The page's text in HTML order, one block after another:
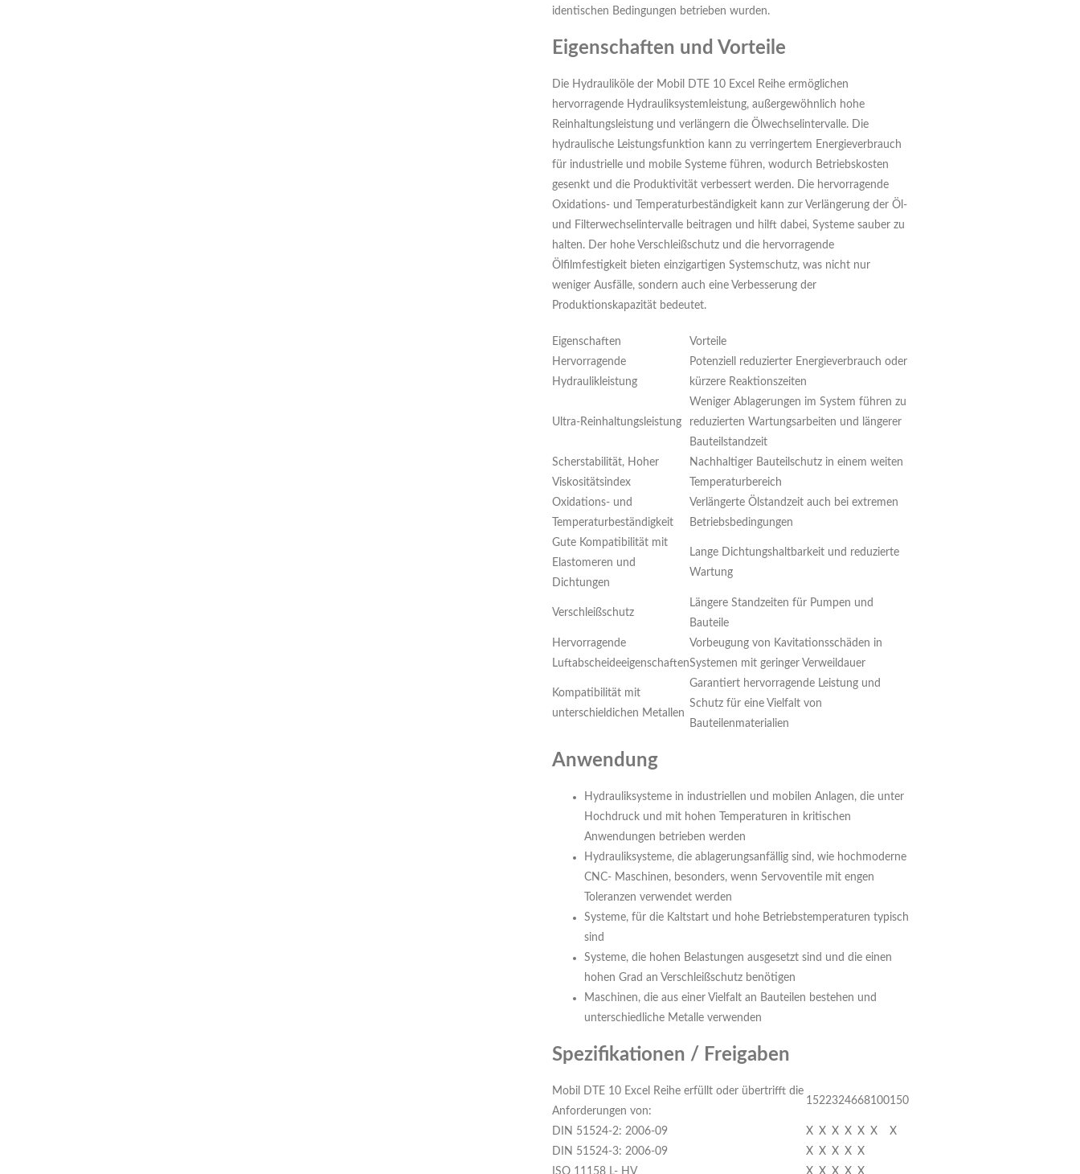
identischen Bedingungen betrieben wurden.
Eigenschaften und Vorteile
Die Hydrauliköle der Mobil DTE 10 Excel Reihe ermöglichen
hervorragende Hydrauliksystemleistung, außergewöhnlich hohe
Reinhaltungsleistung und verlängern die Ölwechselintervalle. Die
hydraulische Leistungsfunktion kann zu verringertem Energieverbrauch
für industrielle und mobile Systeme führen, wodurch Betriebskosten
gesenkt und die Produktivität verbessert werden. Die hervorragende
Oxidations- und Temperaturbeständigkeit kann zur Verlängerung der Öl-
und Filterwechselintervalle beitragen und hilft dabei, Systeme sauber zu
halten. Der hohe Verschleißschutz und die hervorragende
Ölfilmfestigkeit bieten einzigartigen Systemschutz, was nicht nur
weniger Ausfälle, sondern auch eine Verbesserung der
Produktionskapazität bedeutet.
Eigenschaften
Vorteile
Hervorragende
Hydraulikleistung
Potenziell reduzierter Energieverbrauch oder
kürzere Reaktionszeiten
Ultra-Reinhaltungsleistung
Weniger Ablagerungen im System führen zu
reduzierten Wartungsarbeiten und längerer
Bauteilstandzeit
Scherstabilität, Hoher
Viskositätsindex
Nachhaltiger Bauteilschutz in einem weiten
Temperaturbereich
Oxidations- und
Temperaturbeständigkeit
Verlängerte Ölstandzeit auch bei extremen
Betriebsbedingungen
Gute Kompatibilität mit
Elastomeren und
Dichtungen
Lange Dichtungshaltbarkeit und reduzierte
Wartung
Verschleißschutz
Längere Standzeiten für Pumpen und
Bauteile
Hervorragende
Luftabscheideeigenschaften
Vorbeugung von Kavitationsschäden in
Systemen mit geringer Verweildauer
Kompatibilität mit
unterschieldichen Metallen
Garantiert hervorragende Leistung und
Schutz für eine Vielfalt von
Bauteilenmaterialien
Anwendung
Hydrauliksysteme in industriellen und mobilen Anlagen, die unter
Hochdruck und mit hohen Temperaturen in kritischen
Anwendungen betrieben werden
Hydrauliksysteme, die ablagerungsanfällig sind, wie hochmoderne
CNC- Maschinen, besonders, wenn Servoventile mit engen
Toleranzen verwendet werden
Systeme, für die Kaltstart und hohe Betriebstemperaturen typisch
sind
Systeme, die hohen Belastungen ausgesetzt sind und die einen
hohen Grad an Verschleißschutz benötigen
Maschinen, die aus einer Vielfalt an Bauteilen bestehen und
unterschiedliche Metalle verwenden
Spezifikationen / Freigaben
Mobil DTE 10 Excel Reihe erfüllt oder übertrifft die
Anforderungen von:
1522324668100150
DIN 51524-2: 2006-09 X X X X X X
X
DIN 51524-3: 2006-09
X X X X X
ISO 11158 L- HV
X X X X X